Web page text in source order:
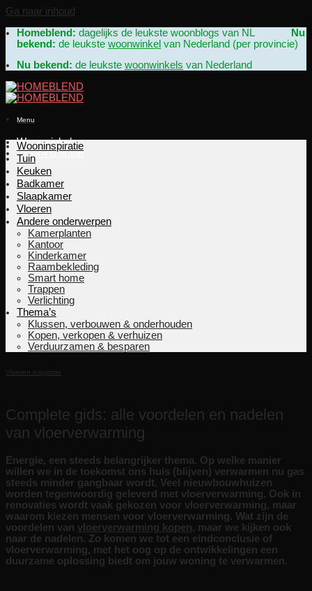
Ga naar inhoud
Homeblend: dagelijks de leukste woonblogs van NL Nu
bekend: de leukste woonwinkel van Nederland (per provincie)
Nu bekend: de leukste woonwinkels van Nederland
Menu
Woonwinkels
Wooninspiratie
Wooninspiratie
Tuin
Keuken
Badkamer
Slaapkamer
Vloeren
Andere onderwerpen
Kamerplanten
Kantoor
Kinderkamer
Raambekleding
Smart home
Trappen
Verlichting
Thema’s
Klussen, verbouwen & onderhouden
Kopen, verkopen & verhuizen
Verduurzamen & besparen
Vloeren inspiratie
Complete gids: alle voordelen en nadelen
van vloerverwarming
Energie, een steeds belangrijker thema. Op welke manier
willen we in de toekomst ons huis (blijven) verwarmen nu gas
steeds minder gangbaar wordt. Veel nieuwbouwhuizen
worden tegenwoordig geleverd met vloerverwarming. Ook in
renovaties wordt vaak gekozen voor vloerverwarming, maar
waarom kiezen mensen voor vloerverwarming. Wat zijn de
voordelen van vloerverwarming kopen, maar we kijken ook
naar de nadelen. Zo komen we tot een eindconclusie of
vloerverwarming, met het oog op de ontwikkelingen een
duurzame oplossing biedt om jouw woning te verwarmen.